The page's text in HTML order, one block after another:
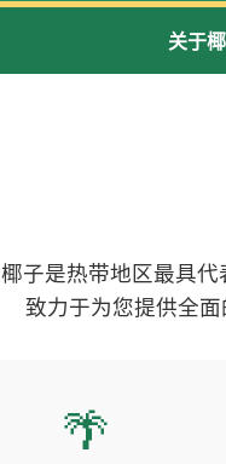
关于
椰子是热带地区最具
致力于为您提供全
🌴